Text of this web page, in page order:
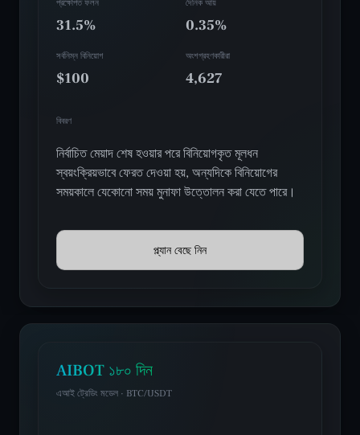
প্রক্ষেপিত ফলন
31.5%
দৈনিক আয়
0.35%
সর্বনিম্ন বিনিয়োগ
$100
অংশগ্রহণকারীরা
4,627
বিবরণ
নির্বাচিত মেয়াদ শেষ হওয়ার পরে বিনিয়োগকৃত মূলধন
স্বয়ংক্রিয়ভাবে ফেরত দেওয়া হয়, অন্যদিকে বিনিয়োগের
সময়কালে যেকোনো সময় মুনাফা উত্তোলন করা যেতে পারে।
প্ল্যান বেছে নিন
AIBOT ১৮০ দিন
এআই ট্রেডিং মডেল · BTC/USDT